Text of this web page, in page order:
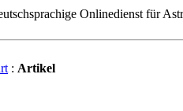
Onlinedienst für
: Artikel